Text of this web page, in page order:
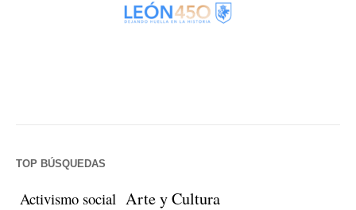
TOP BÚSQUEDAS
Activismo social Arte y Cultura